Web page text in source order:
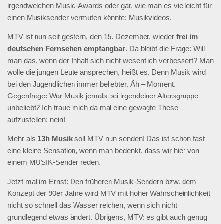
irgendwelchen Music-Awards oder gar, wie man es vielleicht für
einen Musiksender vermuten könnte: Musikvideos.
MTV ist nun seit gestern, den 15. Dezember, wieder frei im
deutschen Fernsehen empfangbar. Da bleibt die Frage: Will
man das, wenn der Inhalt sich nicht wesentlich verbessert? Man
wolle die jungen Leute ansprechen, heißt es. Denn Musik wird
bei den Jugendlichen immer beliebter. Äh – Moment.
Gegenfrage: War Musik jemals bei irgendeiner Altersgruppe
unbeliebt? Ich traue mich da mal eine gewagte These
aufzustellen: nein!
Mehr als 13h Musik soll MTV nun senden! Das ist schon fast
eine kleine Sensation, wenn man bedenkt, dass wir hier von
einem MUSIK-Sender reden.
Jetzt mal im Ernst: Den früheren Musik-Sendern bzw. dem
Konzept der 90er Jahre wird MTV mit hoher Wahrscheinlichkeit
nicht so schnell das Wasser reichen, wenn sich nicht
grundlegend etwas ändert. Übrigens, MTV: es gibt auch genug